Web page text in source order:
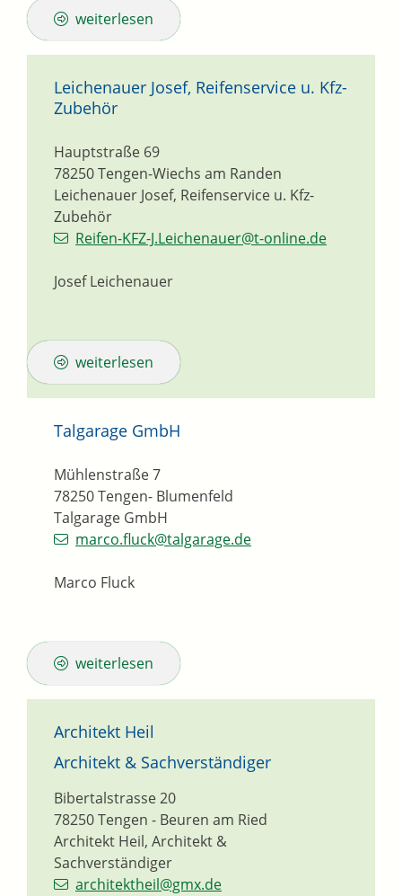
weiterlesen
Leichenauer Josef, Reifenservice u. Kfz-
Zubehör
Leichenauer Josef, Reifenservice u. Kfz-
Zubehör
Hauptstraße 69
78250Tengen-Wiechs am Randen
Reifen-KFZ-J.Leichenauer@t-online.de
Josef Leichenauer
weiterlesen
Talgarage GmbH
Talgarage GmbH
Mühlenstraße 7
78250Tengen- Blumenfeld
marco.fluck@talgarage.de
Marco Fluck
weiterlesen
Architekt Heil
Architekt & Sachverständiger
Architekt Heil, Architekt &
Sachverständiger
Bibertalstrasse 20
78250Tengen - Beuren am Ried
architektheil@gmx.de